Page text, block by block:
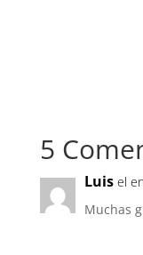
5
Luis el
Muchas